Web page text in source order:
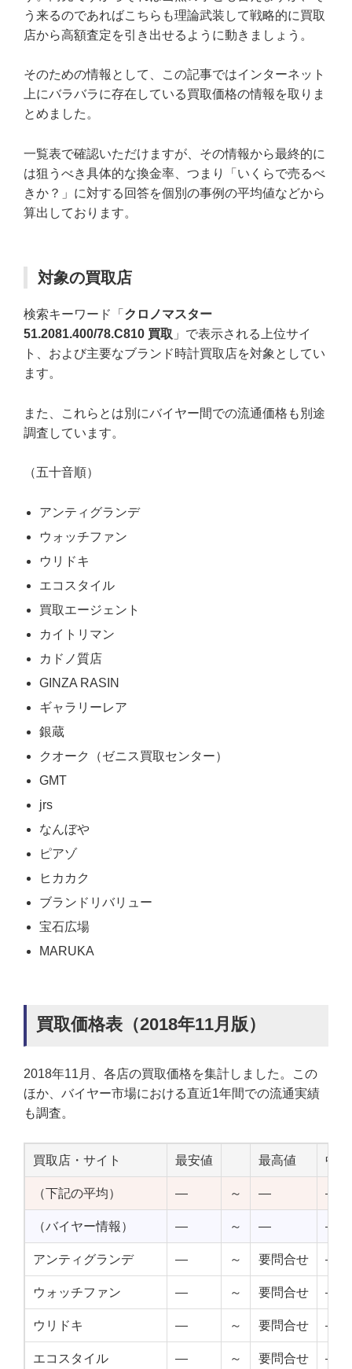
う来るのであればこちらも理論武装して戦略的に買取
店から高額査定を引き出せるように動きましょう。
そのための情報として、この記事ではインターネット
上にバラバラに存在している買取価格の情報を取りま
とめました。
一覧表で確認いただけますが、その情報から最終的に
は狙うべき具体的な換金率、つまり「いくらで売るべ
きか？」に対する回答を個別の事例の平均値などから
算出しております。
対象の買取店
検索キーワード「 クロノマスター
51.2081.400/78.C810 買取 」で表示される上位サイ
ト、および主要なブランド時計買取店を対象としてい
ます。
また、これらとは別にバイヤー間での流通価格も別途
調査しています。
（五十音順）
アンティグランデ
ウォッチファン
ウリドキ
エコスタイル
買取エージェント
カイトリマン
カドノ質店
GINZA RASIN
ギャラリーレア
銀蔵
クオーク（ゼニス買取センター）
GMT
jrs
なんぼや
ピアゾ
ヒカカク
ブランドリバリュー
宝石広場
MARUKA
買取価格表（2018年11月版）
2018年11月、各店の買取価格を集計しました。この
ほか、バイヤー市場における直近1年間での流通実績
も調査。
買取店・サイト 最安値 最高値 中
（下記の平均） — ～ — —
（バイヤー情報） — ～ — —
アンティグランデ — ～ 要問合せ —
ウォッチファン — ～ 要問合せ —
ウリドキ — ～ 要問合せ —
エコスタイル — ～ 要問合せ —